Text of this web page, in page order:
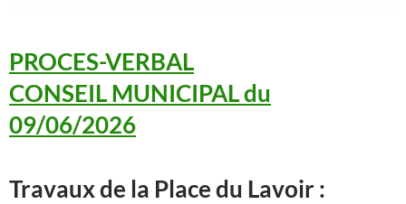
PROCES-VERBAL
CONSEIL MUNICIPAL du
09/06/2026
Travaux de la Place du Lavoir :